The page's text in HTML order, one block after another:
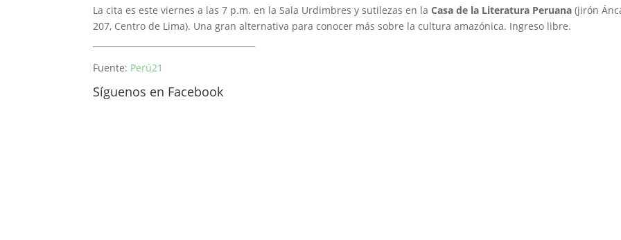
La cita es este viernes a las 7 p.m. en la Sala Urdimbres y sutilezas en laCasa de la Literatura Peruana (jirón
207, Centro de Lima). Una gran alternativa para conocer más sobre la cultura amazónica. Ingreso libre.
Fuente: Perú21
Síguenos en Facebook